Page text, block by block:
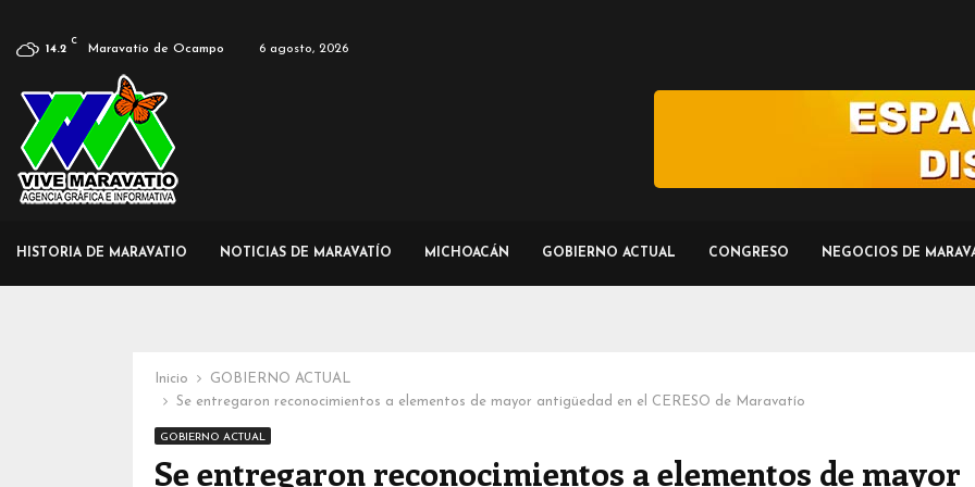
14.2
C
Maravatío de Ocampo 6 agosto, 2026
HISTORIA DE MARAVATIO NOTICIAS DE MARAVATÍO MICHOACÁN GOBIERNO ACTUAL CONGRESO NEGOCIOS DE
Inicio
GOBIERNO ACTUAL
Se entregaron reconocimientos a elementos de mayor antigüedad en el CERESO de Maravatío
GOBIERNO ACTUAL
Se entregaron reconocimientos a elementos de mayor